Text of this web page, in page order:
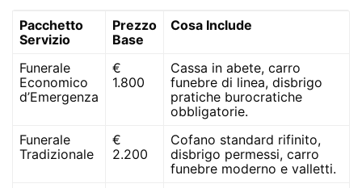
Pacchetto
Servizio
Prezzo
Base
Cosa Include
Funerale
Economico
d’Emergenza
€
1.800
Cassa in abete, carro
funebre di linea, disbrigo
pratiche burocratiche
obbligatorie.
Funerale
Tradizionale
€
2.200
Cofano standard rifinito,
disbrigo permessi, carro
funebre moderno e valletti.